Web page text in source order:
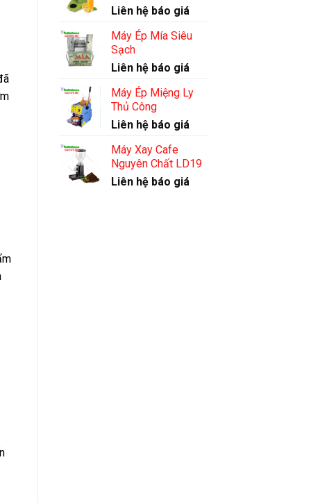
Liên hệ báo giá
Máy Ép Mía Siêu
Sạch
Liên hệ báo giá
Máy Ép Miệng Ly
Thủ Công
Liên hệ báo giá
Máy Xay Cafe
Nguyên Chất LD19
Liên hệ báo giá